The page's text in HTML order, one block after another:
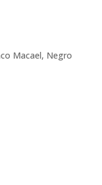
Macael, Negro